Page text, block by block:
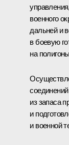
военного
дальней и
в боевую
на
из запаса
и
и военной